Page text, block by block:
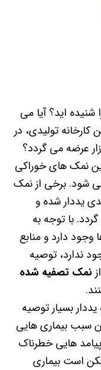
شنیده اید؟ آیا می
تولیدی، در
عرضه می گردد؟
نمک های خوراکی
شود. برخی از نمک
یددار شده و
با توجه به
وجود دارد و منابع
ندارد، توصیه
نمک تصفیه شده
بسیار توصیه
سبب بیماری هایی
پیامد هایی خطرناک
است بیماری